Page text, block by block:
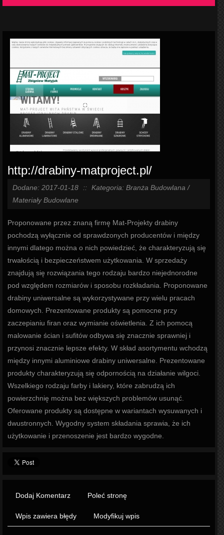
http://drabiny-matproject.pl/
Dodane: 2017-01-18 ::
Kategoria: Branża Budowlana /
Materiały Budowlane
Proponowane przez znaną firmę Mat-Projekty drabiny
pochodzą wyłącznie od sprawdzonych producentów i między
innymi dlatego można o nich powiedzieć, że charakteryzują się
trwałością i bezpieczeństwem użytkowania. W sprzedaży
znajdują się rozwiązania tego rodzaju bardzo niejednorodne
pod względem rozmiarów i sposobu rozkładania. Proponowane
drabiny uniwersalne są wykorzystywane przy wielu pracach
domowych. Prezentowane produkty są pomocne przy
zaczepianiu firan oraz wymianie oświetlenia. Z ich pomocą
malowanie ścian i sufitów odbywa się znacznie sprawniej i
przynosi znacznie lepsze efekty. W skład asortymentu wchodzą
między innymi aluminiowe drabiny uniwersalne. Prezentowane
produkty charakteryzują się odpornością na działanie wilgoci.
Wszelkiego rodzaju farby i lakiery, które zabrudzą ich
powierzchnię można bez większych problemów usunąć.
Oferowane produkty są dostępne w wariantach wysuwanych i
dwustronnych. Wygodny system składania sprawia, że ich
użytkowanie i przenoszenie jest bardzo wygodne.
Dodaj Komentarz Poleć stronę
Wpis zawiera błędy Modyfikuj wpis